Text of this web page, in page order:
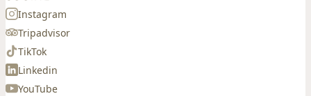
Instagram
Tripadvisor
TikTok
Linkedin
YouTube